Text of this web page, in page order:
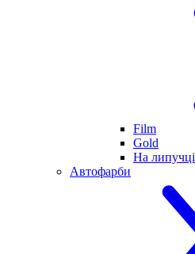
Film
Gold
На липучці
Автофарби